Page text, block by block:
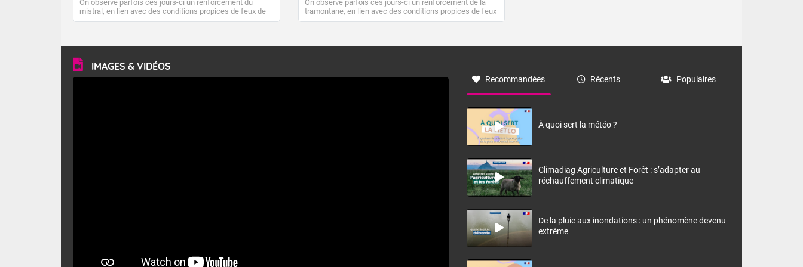
On observe parfois ces jours-ci un renforcement du
mistral, en lien avec des conditions propices de feux de
forêt. Mais qu'est-ce que le mistral ? Quelles sont ses
vitesse moyenne de 50 km/h et atteindre 80 à 100 km/h
en rafales, parfois davantage. Il parcourt la basse vallée
du Rhône et la Provence et envahit le littoral
méditerranéen à partir de la Camargue.
On observe parfois ces jours-ci un renforcement de la
tramontane, en lien avec des conditions propices de feux
de forêt. Mais qu'est-ce que la tramontane ? Quelles sont
à nord-ouest, dans un secteur qui part du Roussillon à la
monts, en allusion aux régions montagneuses d’où
IMAGES & VIDÉOS
Recommandées Récents Populaires
À quoi sert la météo ?
Climadiag Agriculture et Forêt : s’adapter au
réchauffement climatique
De la pluie aux inondations : un phénomène devenu
extrême